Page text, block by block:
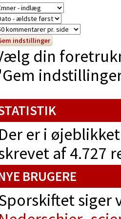
din
Der er i
af 4.727
BRUGERE